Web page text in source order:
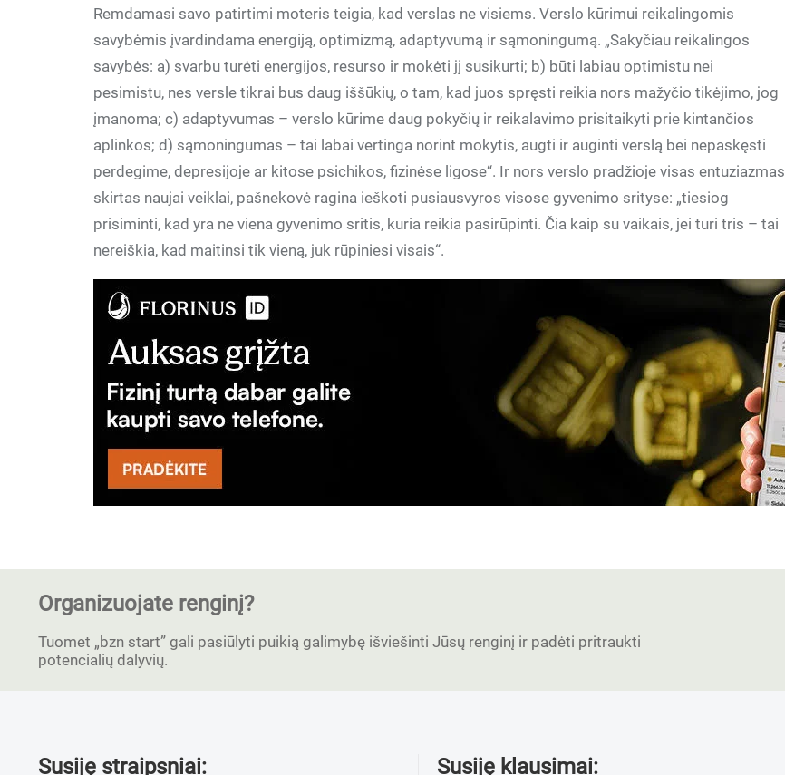
Remdamasi savo patirtimi moteris teigia, kad verslas ne visiems. Verslo kūrimui reikalingomis
savybėmis įvardindama energiją, optimizmą, adaptyvumą ir sąmoningumą. „Sakyčiau reikalingos
savybės: a) svarbu turėti energijos, resurso ir mokėti jį susikurti; b) būti labiau optimistu nei
pesimistu, nes versle tikrai bus daug iššūkių, o tam, kad juos spręsti reikia nors mažyčio tikėjimo, jog
įmanoma; c) adaptyvumas – verslo kūrime daug pokyčių ir reikalavimo prisitaikyti prie kintančios
aplinkos; d) sąmoningumas – tai labai vertinga norint mokytis, augti ir auginti verslą bei nepaskęsti
perdegime, depresijoje ar kitose psichikos, fizinėse ligose“. Ir nors verslo pradžioje visas entuziazmas
skirtas naujai veiklai, pašnekovė ragina ieškoti pusiausvyros visose gyvenimo srityse: „tiesiog
prisiminti, kad yra ne viena gyvenimo sritis, kuria reikia pasirūpinti. Čia kaip su vaikais, jei turi tris – tai
nereiškia, kad maitinsi tik vieną, juk rūpiniesi visais“.
Organizuojate renginį?
Tuomet „bzn start” gali pasiūlyti puikią galimybę išviešinti Jūsų renginį ir padėti pritraukti
potencialių dalyvių.
Susiję straipsniai: Susiję klausimai: